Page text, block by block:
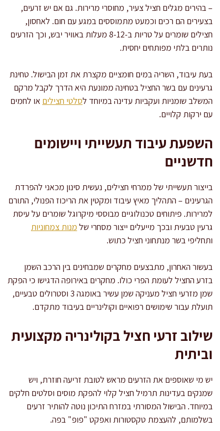
– בהירים מגלים חציל צעיר, מחוסרי מרירות. גם אם יש זרעים,
בצעירים הם רכים וכמעט מתמוססים במגע עם חום. לאחסון,
חצילים שומרים על טריות ב-8-12 מעלות באוויר יבש, וכך הזרעים
נותרים בלתי מפותחים יחסית.
בעת עיבוד, השריה במים חומציים מקצרת את זמן הבישול. טחינת
גרעינים עם בשר החציל בטחינה ממונעת היא הדרך לקבל מרקם
המשלב שומניות ועקביות עדינה במיוחד לסלטי חצילים או לחמים
עם ירקות קלויים.
השפעת עיבוד תעשייתי ויישומים
חדשניים
בייצור תעשייתי של ממרחי חצילים, נעשית סינון מכאני להפרדת
הגרעינים – התהליך מאיץ עיבוד ומקטין את הריכוז הפנולי, התורם
למרירות. פיתוחים טכנולוגיים מבוססי מיקרוגל שומרים על עיסת
גרעין טבעית ובכך מייעלים ייצור מסחרי של מנות צמחוניות
ותחליפי בשר מנתחוני חציל כתוש.
בעשור האחרון, מתבצעים מחקרים שמבחינים בין הרכב השמן
בזרע החציל לעומת הפרי כולו. מחקרים באירופה הדגישו כי הפקת
שמן מזרעי חציל מעניקה שמן עשיר באומגה 3 וסטרולים טבעיים,
תועלת עבור שימושים רפואיים וקולינריים בעיבוד מתקדם.
שילוב זרעי חציל בקולינריה מקצועית
וביתית
יש מי שאוספים את הזרעים מראש לטובת זריעה חוזרת, ויש
שמנקים בעדינות תרמיל חציל קלוי להפקת מוסים וסלטים חלקים
במיוחד. הבישול המסורתי במזרח התיכון נוטה להותיר זרעים
בשלמותם, להעצמת טקסטורות ואפקט "פופ" בפה.